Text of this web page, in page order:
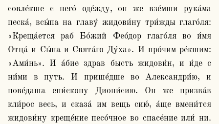
совле́кше с него́ оде́жду, он же взе́мши рука́ма
песка́, всы́па на главу́ жидови́ну три́жды глаго́ля:
«Креща́ется раб Бо́жий Фео́дор глаго́ля во и́мя
Отца́ и Сы́на и Свята́го Ду́ха». И про́чим ре́кшим:
«Ами́нь». И а́бие здрав бысть жидови́н, и и́де с
ни́ми в путь. И прише́дше во Александри́ю, и
пове́даша епи́скопу Диони́сию. Он же призва́в
кли́рос весь, и сказа́ им вещь сию́, а́ще вмени́тся
жидови́ну креще́ние песо́чное во спасе́ние или́ ни.